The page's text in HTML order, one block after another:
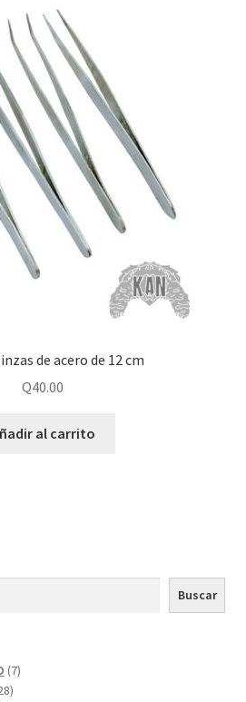
de acero de 12 cm
Q40.00
al carrito
Buscar
77
28